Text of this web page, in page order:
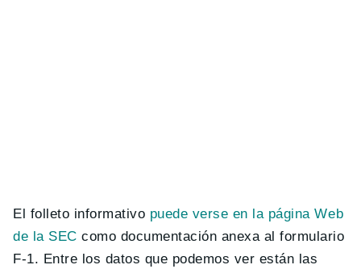
El folleto informativo puede verse en la página Web
de la SEC como documentación anexa al formulario
F-1. Entre los datos que podemos ver están las